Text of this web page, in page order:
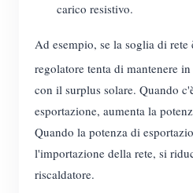
carico resistivo.
Ad esempio, se la soglia di rete
regolatore tenta di mantenere
con il surplus solare. Quando
esportazione, aumenta la
Quando la potenza di
l'importazione della rete, si
riscaldatore.